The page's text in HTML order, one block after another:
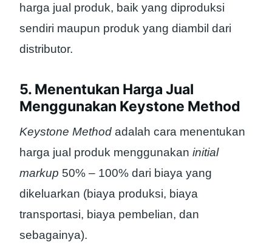
harga jual produk, baik yang diproduksi
sendiri maupun produk yang diambil dari
distributor.
5. Menentukan Harga Jual
Menggunakan Keystone Method
Keystone Method adalah cara menentukan
harga jual produk menggunakan initial
markup 50% – 100% dari biaya yang
dikeluarkan (biaya produksi, biaya
transportasi, biaya pembelian, dan
sebagainya).